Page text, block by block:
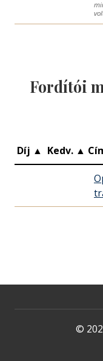
Fordítói
Díj ▲ Kedv. ▲
©